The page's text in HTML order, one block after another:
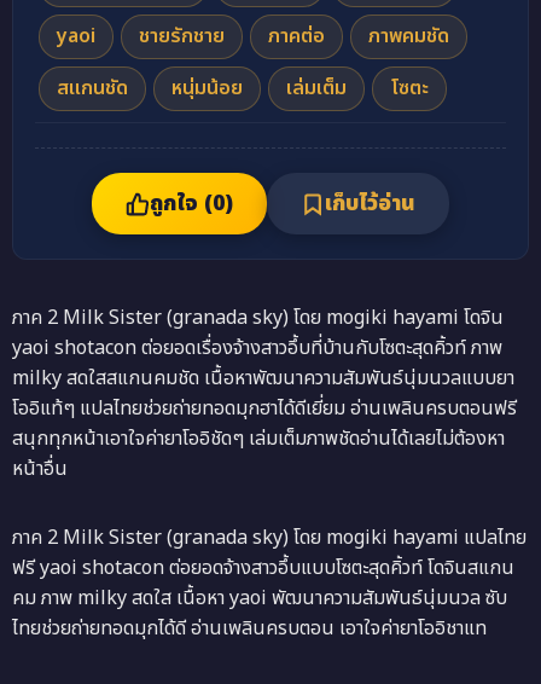
yaoi
ชายรักชาย ภาคต่อ
ภาพคมชัด
สแกนชัด
หนุ่มน้อย เล่มเต็ม โซตะ
ถูกใจ (0) เก็บไว้อ่าน
ภาค 2 Milk Sister (granada sky) โดย mogiki hayami โดจิน
yaoi shotacon ต่อยอดเรื่องจ้างสาวอึ้บที่บ้านกับโซตะสุดคิ้วท์ ภาพ
milky สดใสสแกนคมชัด เนื้อหาพัฒนาความสัมพันธ์นุ่มนวลแบบยา
โออิแท้ๆ แปลไทยช่วยถ่ายทอดมุกฮาได้ดีเยี่ยม อ่านเพลินครบตอนฟรี
สนุกทุกหน้าเอาใจค่ายาโออิชัดๆ เล่มเต็มภาพชัดอ่านได้เลยไม่ต้องหา
หน้าอื่น
ภาค 2 Milk Sister (granada sky) โดย mogiki hayami แปลไทย
ฟรี yaoi shotacon ต่อยอดจ้างสาวอึ้บแบบโซตะสุดคิ้วท์ โดจินสแกน
คม ภาพ milky สดใส เนื้อหา yaoi พัฒนาความสัมพันธ์นุ่มนวล ซับ
ไทยช่วยถ่ายทอดมุกได้ดี อ่านเพลินครบตอน เอาใจค่ายาโออิชาแท